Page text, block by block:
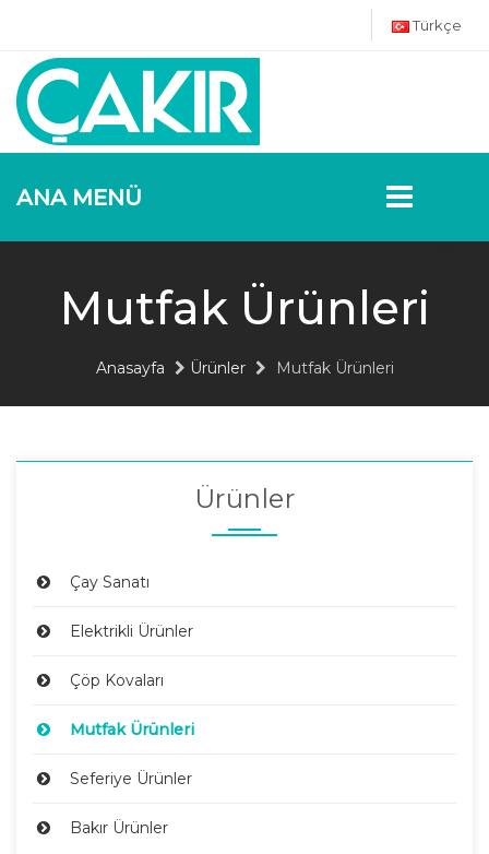
Türkçe
ANA MENÜ
Mutfak Ürünleri
Anasayfa Ürünler Mutfak Ürünleri
Ürünler
Çay Sanatı
Elektrikli Ürünler
Çöp Kovaları
Mutfak Ürünleri
Seferiye Ürünler
Bakır Ürünler